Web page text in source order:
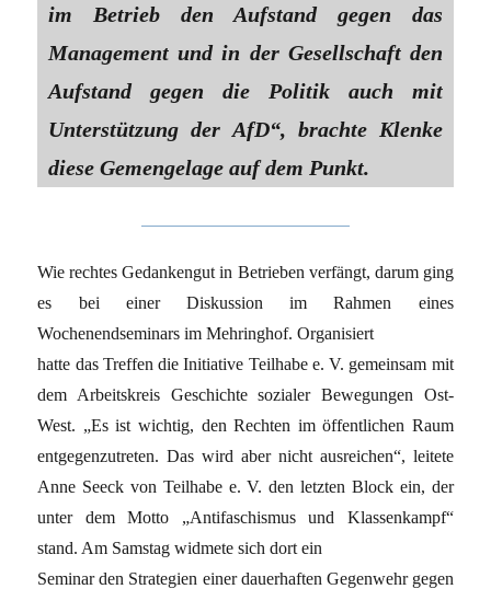
im Betrieb den Aufstand gegen das
Management und in der Gesellschaft den
Aufstand gegen die Politik auch mit
Unterstützung der AfD“, brachte Klenke
diese Gemengelage auf dem Punkt.
Wie rechtes Gedankengut in Betrieben verfängt, darum ging
es bei einer Diskussion im Rahmen eines
Wochenendseminars im Mehringhof. Organisiert
hatte das Treffen die Initiative Teilhabe e. V. gemeinsam mit
dem Arbeitskreis Geschichte sozialer Bewegungen Ost-
West. „Es ist wichtig, den Rechten im öffentlichen Raum
entgegenzutreten. Das wird aber nicht ausreichen“, leitete
Anne Seeck von Teilhabe e. V. den letzten Block ein, der
unter dem Motto „Antifaschismus und Klassenkampf“
stand. Am Samstag widmete sich dort ein
Seminar den Strategien einer dauerhaften Gegenwehr gegen